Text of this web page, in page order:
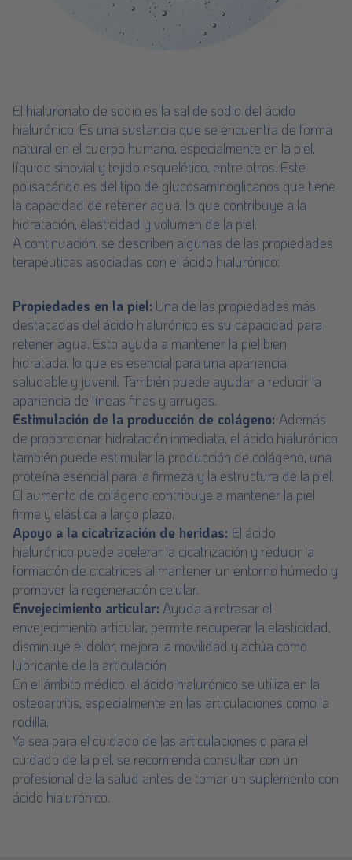
El hialuronato de sodio es la sal de sodio del ácido
hialurónico. Es una sustancia que se encuentra de forma
natural en el cuerpo humano, especialmente en la piel,
líquido sinovial y tejido esquelético, entre otros. Este
polisacárido es del tipo de glucosaminoglicanos que tiene
la capacidad de retener agua, lo que contribuye a la
hidratación, elasticidad y volumen de la piel.
A continuación, se describen algunas de las propiedades
terapéuticas asociadas con el ácido hialurónico:
Propiedades en la piel: Una de las propiedades más
destacadas del ácido hialurónico es su capacidad para
retener agua. Esto ayuda a mantener la piel bien
hidratada, lo que es esencial para una apariencia
saludable y juvenil. También puede ayudar a reducir la
apariencia de líneas finas y arrugas.
Estimulación de la producción de colágeno: Además
de proporcionar hidratación inmediata, el ácido hialurónico
también puede estimular la producción de colágeno, una
proteína esencial para la firmeza y la estructura de la piel.
El aumento de colágeno contribuye a mantener la piel
firme y elástica a largo plazo.
Apoyo a la cicatrización de heridas: El ácido
hialurónico puede acelerar la cicatrización y reducir la
formación de cicatrices al mantener un entorno húmedo y
promover la regeneración celular.
Envejecimiento articular: Ayuda a retrasar el
envejecimiento articular, permite recuperar la elasticidad,
disminuye el dolor, mejora la movilidad y actúa como
lubricante de la articulación
En el ámbito médico, el ácido hialurónico se utiliza en la
osteoartritis, especialmente en las articulaciones como la
rodilla.
Ya sea para el cuidado de las articulaciones o para el
cuidado de la piel, se recomienda consultar con un
profesional de la salud antes de tomar un suplemento con
ácido hialurónico.